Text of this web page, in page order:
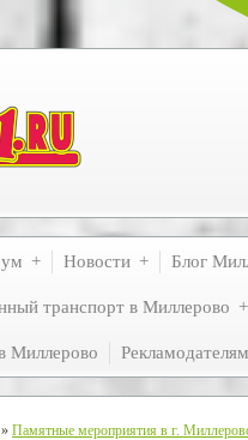
Новости Блог
транспорт в Миллерово
Миллерово Рекламодателям
» Памятные мероприятия в г.